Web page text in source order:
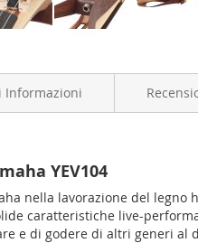
YEV104
nella lavorazione del
caratteristiche live-
e di godere di altri generi al
Informazioni